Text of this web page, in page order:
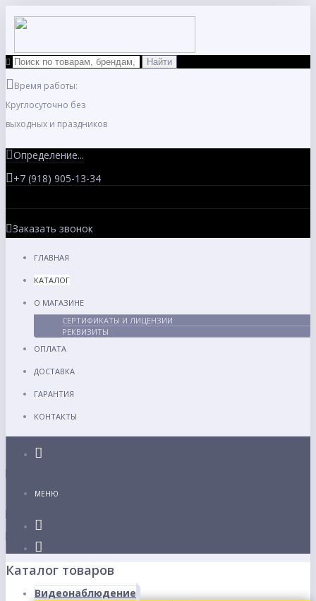
Время работы:
Круглосуточно без
выходных и праздников
Определение...
+7 (918) 905-13-34
Заказать звонок
ГЛАВНАЯ
КАТАЛОГ
О МАГАЗИНЕ
СЕРТИФИКАТЫ И ЛИЦЕНЗИИ
РЕКВИЗИТЫ
ОПЛАТА
ДОСТАВКА
ГАРАНТИЯ
КОНТАКТЫ
МЕНЮ
Каталог товаров
Видеонаблюдение